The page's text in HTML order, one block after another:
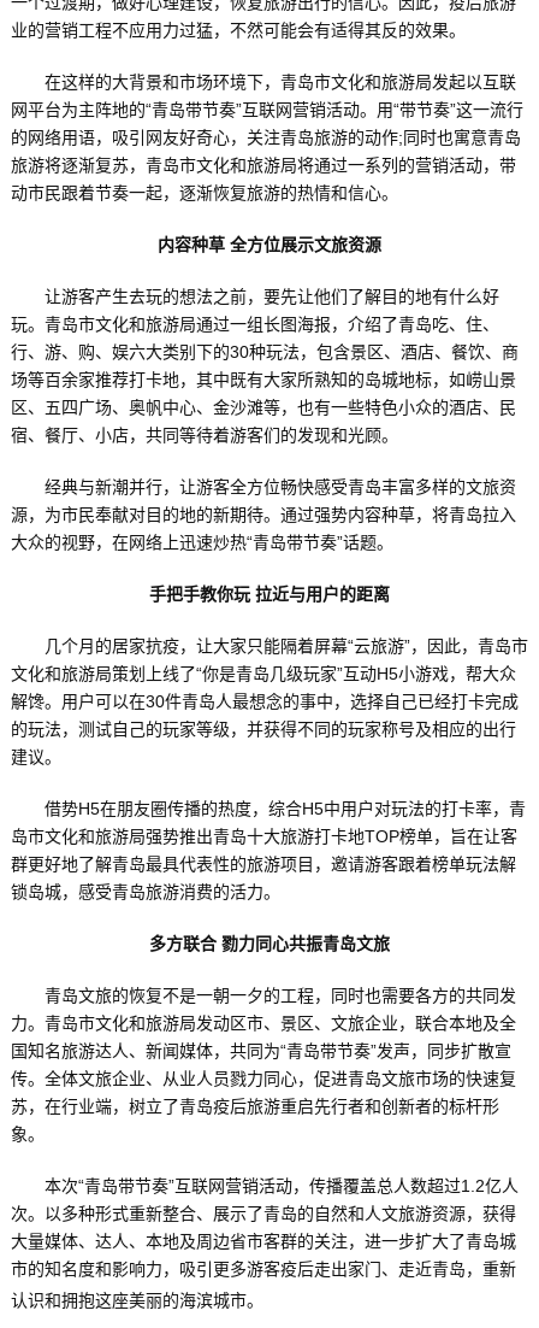
业的营销工程不应用力过猛，不然可能会有适得其反的效果。
在这样的大背景和市场环境下，青岛市文化和旅游局发起以互联
网平台为主阵地的“青岛带节奏”互联网营销活动。用“带节奏”这一流行
的网络用语，吸引网友好奇心，关注青岛旅游的动作;同时也寓意青岛
旅游将逐渐复苏，青岛市文化和旅游局将通过一系列的营销活动，带
动市民跟着节奏一起，逐渐恢复旅游的热情和信心。
内容种草 全方位展示文旅资源
让游客产生去玩的想法之前，要先让他们了解目的地有什么好
玩。青岛市文化和旅游局通过一组长图海报，介绍了青岛吃、住、
行、游、购、娱六大类别下的30种玩法，包含景区、酒店、餐饮、商
场等百余家推荐打卡地，其中既有大家所熟知的岛城地标，如崂山景
区、五四广场、奥帆中心、金沙滩等，也有一些特色小众的酒店、民
宿、餐厅、小店，共同等待着游客们的发现和光顾。
经典与新潮并行，让游客全方位畅快感受青岛丰富多样的文旅资
源，为市民奉献对目的地的新期待。通过强势内容种草，将青岛拉入
大众的视野，在网络上迅速炒热“青岛带节奏”话题。
手把手教你玩 拉近与用户的距离
几个月的居家抗疫，让大家只能隔着屏幕“云旅游”，因此，青岛市
文化和旅游局策划上线了“你是青岛几级玩家”互动H5小游戏，帮大众
解馋。用户可以在30件青岛人最想念的事中，选择自己已经打卡完成
的玩法，测试自己的玩家等级，并获得不同的玩家称号及相应的出行
建议。
借势H5在朋友圈传播的热度，综合H5中用户对玩法的打卡率，青
岛市文化和旅游局强势推出青岛十大旅游打卡地TOP榜单，旨在让客
群更好地了解青岛最具代表性的旅游项目，邀请游客跟着榜单玩法解
锁岛城，感受青岛旅游消费的活力。
多方联合 勠力同心共振青岛文旅
青岛文旅的恢复不是一朝一夕的工程，同时也需要各方的共同发
力。青岛市文化和旅游局发动区市、景区、文旅企业，联合本地及全
国知名旅游达人、新闻媒体，共同为“青岛带节奏”发声，同步扩散宣
传。全体文旅企业、从业人员戮力同心，促进青岛文旅市场的快速复
苏，在行业端，树立了青岛疫后旅游重启先行者和创新者的标杆形
象。
本次“青岛带节奏”互联网营销活动，传播覆盖总人数超过1.2亿人
次。以多种形式重新整合、展示了青岛的自然和人文旅游资源，获得
大量媒体、达人、本地及周边省市客群的关注，进一步扩大了青岛城
市的知名度和影响力，吸引更多游客疫后走出家门、走近青岛，重新
认识和拥抱这座美丽的海滨城市。